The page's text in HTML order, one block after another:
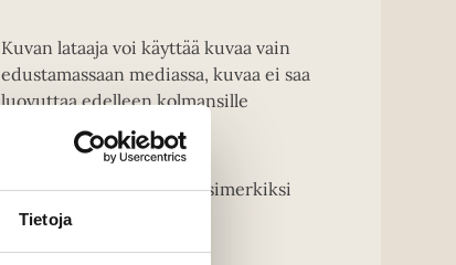
Tietoja
Kuvan lataaja voi käyttää kuvaa vain
edustamassaan mediassa, kuvaa ei saa
luovuttaa edelleen kolmansille
osapuolille.
Kansikuvien muuntelu, esimerkiksi
rajaaminen on kielletty.